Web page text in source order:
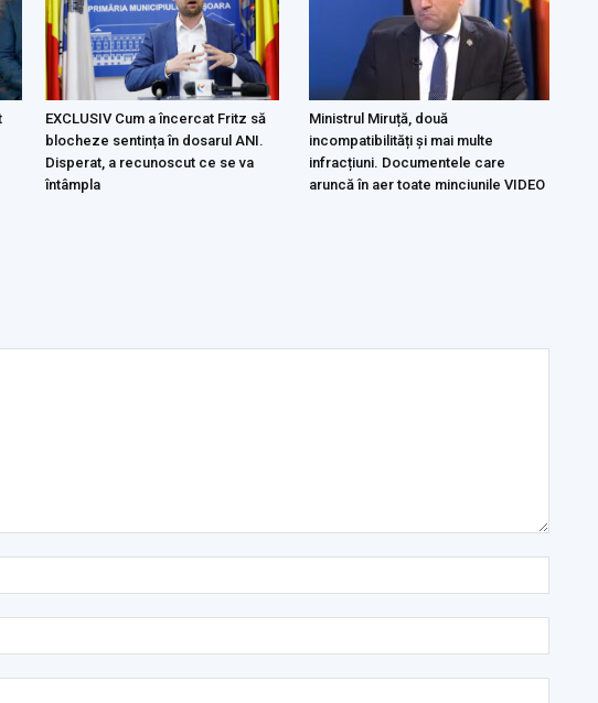
EXCLUSIV Cum a încercat Fritz să
blocheze sentința în dosarul ANI.
Disperat, a recunoscut ce se va
întâmpla
Ministrul Miruță, două
incompatibilități și mai multe
infracțiuni. Documentele care
aruncă în aer toate minciunile VIDEO